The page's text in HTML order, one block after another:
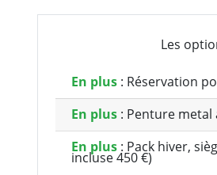
Les
En plus : Réservation
En plus : Penture metal
En plus : Pack hiver,
incluse 450 €)